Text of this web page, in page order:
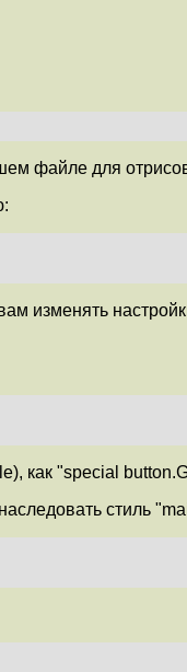
файле для
изменять
как "special
стиль